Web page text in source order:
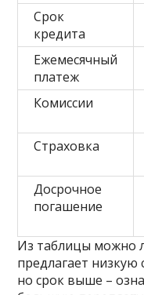
Срок
кредита
Ежемесячный
платеж
Комиссии
Страховка
Досрочное
погашение
Из таблицы можно
предлагает низкую
но срок выше –